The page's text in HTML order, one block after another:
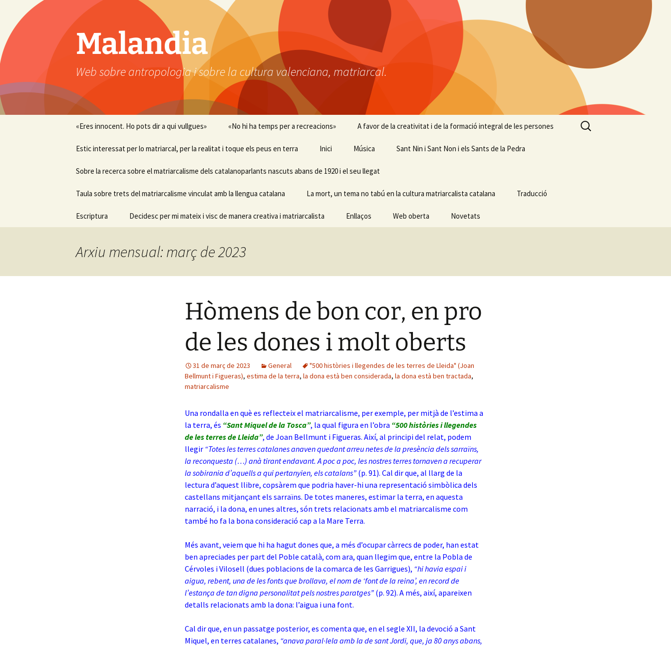
contingut
Malandia
Web sobre antropologia i sobre la cultura valenciana, matriarcal.
«Eres innocent. Ho pots dir a qui vullgues» «No hi ha temps per a recreacions» A favor de la creativitat i de la formació integral de les persones
Estic interessat per lo matriarcal, per la realitat i toque els peus en terra Inici Música Sant Nin i Sant Non i els Sants de la Pedra
Sobre la recerca sobre el matriarcalisme dels catalanoparlants nascuts abans de 1920 i el seu llegat
Taula sobre trets del matriarcalisme vinculat amb la llengua catalana La mort, un tema no tabú en la cultura matriarcalista catalana Traducció
Escriptura Decidesc per mi mateix i visc de manera creativa i matriarcalista Enllaços Web oberta Novetats
Cerca:
Arxiu mensual: març de 2023
Hòmens de bon cor, en pro
de les dones i molt oberts
31 de març de 2023 General
"500 històries i llegendes de les terres de Lleida" (Joan
Bellmunt i Figueras), estima de la terra, la dona està ben considerada, la dona està ben tractada,
matriarcalisme
Una rondalla en què es reflecteix el matriarcalisme, per exemple, per mitjà de l’estima a
la terra, és “Sant Miquel de la Tosca”, la qual figura en l’obra “500 històries i llegendes
de les terres de Lleida”, de Joan Bellmunt i Figueras. Així, al principi del relat, podem
llegir “Totes les terres catalanes anaven quedant arreu netes de la presència dels sarraïns,
la reconquesta (…) anà tirant endavant. A poc a poc, les nostres terres tornaven a recuperar
la sobirania d’aquells a qui pertanyien, els catalans” (p. 91). Cal dir que, al llarg de la
lectura d’aquest llibre, copsàrem que podria haver-hi una representació simbòlica dels
castellans mitjançant els sarraïns. De totes maneres, estimar la terra, en aquesta
narració, i la dona, en unes altres, són trets relacionats amb el matriarcalisme com
també ho fa la bona consideració cap a la Mare Terra.
Més avant, veiem que hi ha hagut dones que, a més d’ocupar càrrecs de poder, han estat
ben apreciades per part del Poble català, com ara, quan llegim que, entre la Pobla de
Cérvoles i Vilosell (dues poblacions de la comarca de les Garrigues), “hi havia espai i
aigua, rebent, una de les fonts que brollava, el nom de ‘font de la reina’, en record de
l’estança de tan digna personalitat pels nostres paratges” (p. 92). A més, així, apareixen
detalls relacionats amb la dona: l’aigua i una font.
Cal dir que, en un passatge posterior, es comenta que, en el segle XII, la devoció a Sant
Miquel, en terres catalanes, “anava paral·lela amb la de sant Jordi, que, ja 80 anys abans,